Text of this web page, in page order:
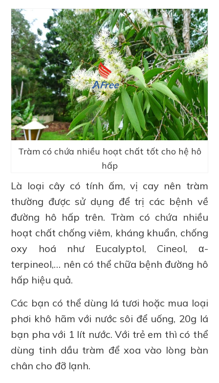
Tràm có chứa nhiều hoạt chất tốt cho hệ hô
hấp
Là loại cây có tính ấm, vị cay nên tràm
thường được sử dụng để trị các bệnh về
đường hô hấp trên. Tràm có chứa nhiều
hoạt chất chống viêm, kháng khuẩn, chống
oxy hoá như Eucalyptol, Cineol, α-
terpineol,… nên có thể chữa bệnh đường hô
hấp hiệu quả.
Các bạn có thể dùng lá tươi hoặc mua loại
phơi khô hãm với nước sôi để uống, 20g lá
bạn pha với 1 lít nước. Với trẻ em thì có thể
dùng tinh dầu tràm để xoa vào lòng bàn
chân cho đỡ lạnh.